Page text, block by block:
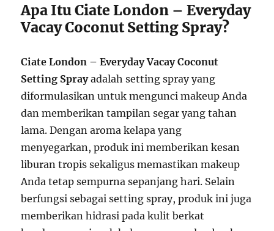
Apa Itu Ciate London – Everyday
Vacay Coconut Setting Spray?
Ciate London – Everyday Vacay Coconut
Setting Sprayadalah setting spray yang
diformulasikan untuk mengunci makeup Anda
dan memberikan tampilan segar yang tahan
lama. Dengan aroma kelapa yang
menyegarkan, produk ini memberikan kesan
liburan tropis sekaligus memastikan makeup
Anda tetap sempurna sepanjang hari. Selain
berfungsi sebagai setting spray, produk ini juga
memberikan hidrasi pada kulit berkat